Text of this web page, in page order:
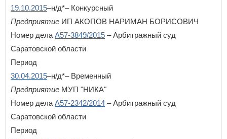
Рязанская область
С
Самарская область
Санкт-Петербург
Сахалинская область
Свердловская область
Смоленская область
Ставропольский край
19.10.2015–н/д*– Конкурсный
Предприятие ИП АКОПОВ НАРИМАН БОРИСОВИЧ
Номер дела А57-3849/2015 – Арбитражный суд
Саратовской области
Период
30.04.2015–н/д*– Временный
Предприятие МУП "НИКА"
Номер дела А57-2342/2014 – Арбитражный суд
Саратовской области
Период
Заголовок модального окна
Имя пользователя: